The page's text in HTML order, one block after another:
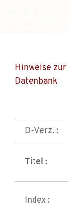
Hinweise
Datenbank
D-Verz. :
Titel :
Index :